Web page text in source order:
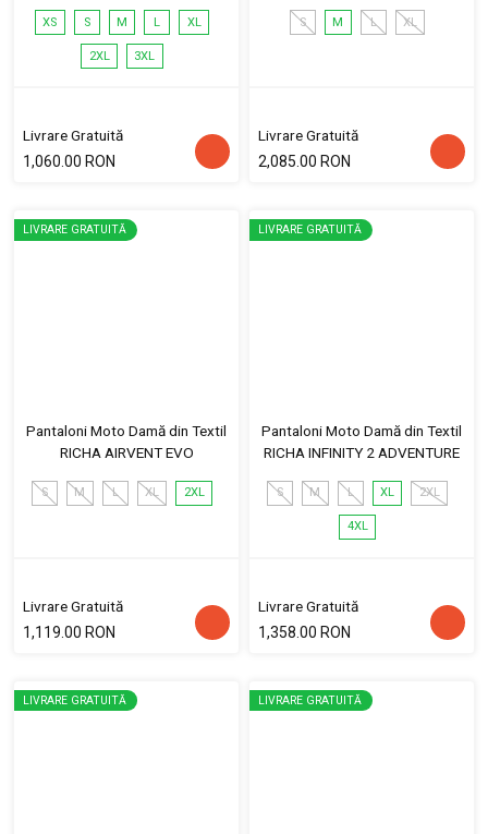
XS S M L XL
2XL 3XL
Livrare Gratuită
1,060.00 RON
S M L XL
Livrare Gratuită
2,085.00 RON
LIVRARE GRATUITĂ
Pantaloni Moto Damă din Textil
RICHA AIRVENT EVO
S M L XL 2XL
Livrare Gratuită
1,119.00 RON
LIVRARE GRATUITĂ
Pantaloni Moto Damă din Textil
RICHA INFINITY 2 ADVENTURE
S M L XL 2XL
4XL
Livrare Gratuită
1,358.00 RON
LIVRARE GRATUITĂ LIVRARE GRATUITĂ